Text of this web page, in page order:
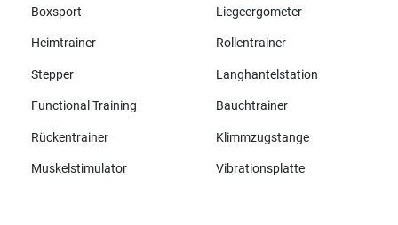
Boxsport Liegeergometer
Heimtrainer Rollentrainer
Stepper Langhantelstation
Functional Training Bauchtrainer
Rückentrainer Klimmzugstange
Muskelstimulator Vibrationsplatte